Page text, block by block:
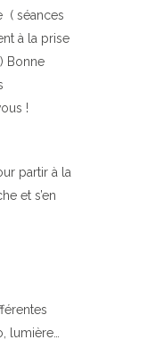
( séances
à la prise
Bonne
!
partir à la
et s’en
lumière…